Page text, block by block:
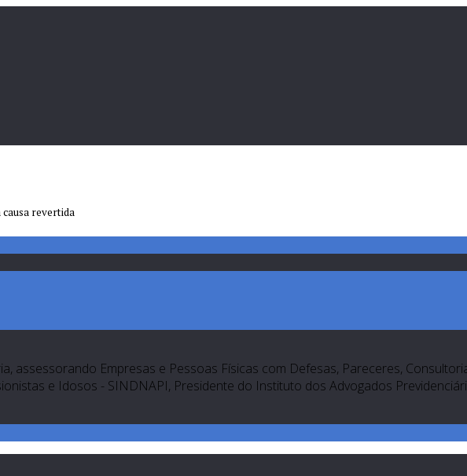
causa revertida
assessorando Empresas e Pessoas Físicas com Defesas, Pareceres,
e Idosos - SINDNAPI, Presidente do Instituto dos Advogados